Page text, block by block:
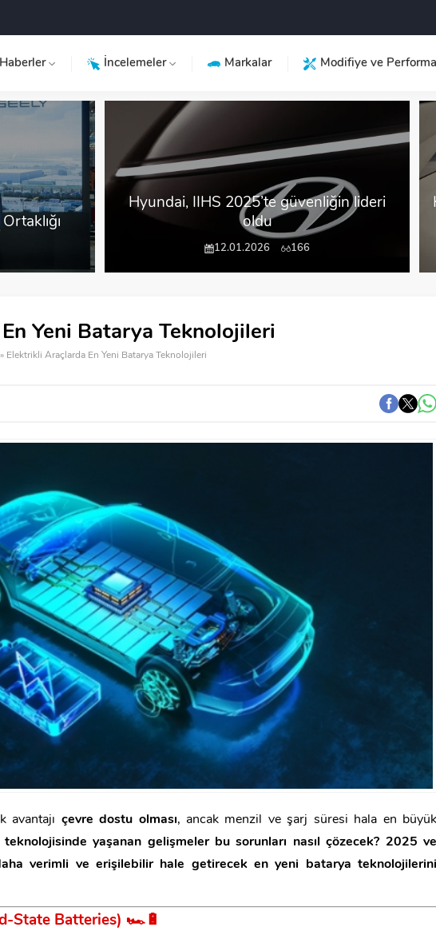
Haberler İncelemeler Markalar Modifiye ve
lideri
Kia Vision Meta Turismo Red Dot Tasarım
Ödülü Aldı
26.07.2026 30
Yeni Batarya Teknolojileri
» Elektrikli Araçlarda En Yeni Batarya Teknolojileri
avantajı çevre dostu olması, ancak menzil ve şarj süresi hala en büyük
yaşanan gelişmeler bu sorunları nasıl çözecek? 2025 ve
verimli ve erişilebilir hale getirecek en yeni batarya teknolojilerini
State Batteries) 🏎️🔋